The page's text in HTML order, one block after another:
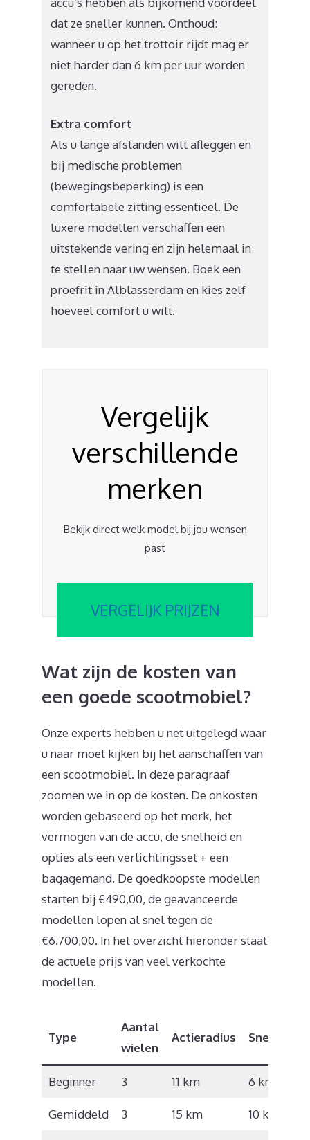
dat ze sneller kunnen. Onthoud:
wanneer u op het trottoir rijdt mag er
niet harder dan 6 km per uur worden
gereden.
Extra comfort
Als u lange afstanden wilt afleggen en
bij medische problemen
(bewegingsbeperking) is een
comfortabele zitting essentieel. De
luxere modellen verschaffen een
uitstekende vering en zijn helemaal in
te stellen naar uw wensen. Boek een
proefrit in Alblasserdam en kies zelf
hoeveel comfort u wilt.
Vergelijk
verschillende
merken
Bekijk direct welk model bij jou wensen
past
VERGELIJK PRIJZEN
Wat zijn de kosten van
een goede scootmobiel?
Onze experts hebben u net uitgelegd waar
u naar moet kijken bij het aanschaffen van
een scootmobiel. In deze paragraaf
zoomen we in op de kosten. De onkosten
worden gebaseerd op het merk, het
vermogen van de accu, de snelheid en
opties als een verlichtingsset + een
bagagemand. De goedkoopste modellen
starten bij €490,00, de geavanceerde
modellen lopen al snel tegen de
€6.700,00. In het overzicht hieronder staat
de actuele prijs van veel verkochte
modellen.
Type
Aantal
wielen
Actieradius Snelheid
Beginner 3 11 km 6 km/u
Gemiddeld 3 15 km 10 km/u